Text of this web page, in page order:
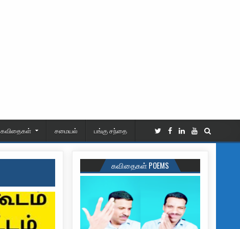
கவிதைகள் சமையல் பங்கு சந்தை
கவிதைகள் POEMS